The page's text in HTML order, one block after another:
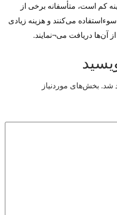
کم است، متأسفانه برخی از
می‌کنند و هزینه زیادی
آن‌ها دریافت می¬نمایند.
شد. بخش‌های موردنیاز